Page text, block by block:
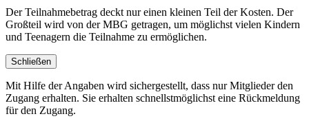
Der Teilnahmebetrag deckt nur einen kleinen Teil der Kosten. Der
Großteil wird von der MBG getragen, um möglichst vielen Kindern
und Teenagern die Teilnahme zu ermöglichen.
Schließen
Mit Hilfe der Angaben wird sichergestellt, dass nur Mitglieder den
Zugang erhalten. Sie erhalten schnellstmöglichst eine Rückmeldung
für den Zugang.